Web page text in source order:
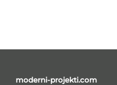
moderni-projekti.com